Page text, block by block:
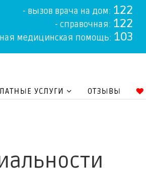
- вызов врача на дом: 122
- справочная: 122
медицинская помощь: 103
УСЛУГИ ОТЗЫВЫ